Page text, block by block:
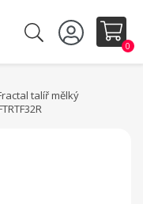
0
talíř mělký